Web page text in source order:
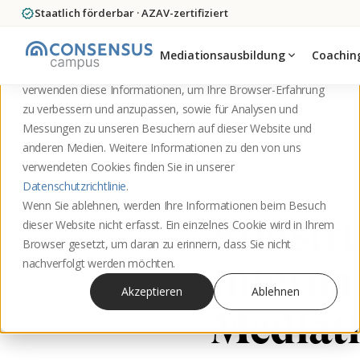
Cookies werden verwendet, um Informationen darüber zu
sammeln, wie Sie mit unserer Website interagieren. Wir
verwenden diese Informationen, um Ihre Browser-Erfahrung
zu verbessern und anzupassen, sowie für Analysen und
Messungen zu unseren Besuchern auf dieser Website und
anderen Medien. Weitere Informationen zu den von uns
verwendeten Cookies finden Sie in unserer
Datenschutzrichtlinie.
Wenn Sie ablehnen, werden Ihre Informationen beim Besuch
dieser Website nicht erfasst. Ein einzelnes Cookie wird in Ihrem
Browser gesetzt, um daran zu erinnern, dass Sie nicht
nachverfolgt werden möchten.
Akzeptieren
Ablehnen
verifiedStaatlich förderbar · AZAV-zertifiziert
Mediationsausbildungexpand_more
Startseite Blog